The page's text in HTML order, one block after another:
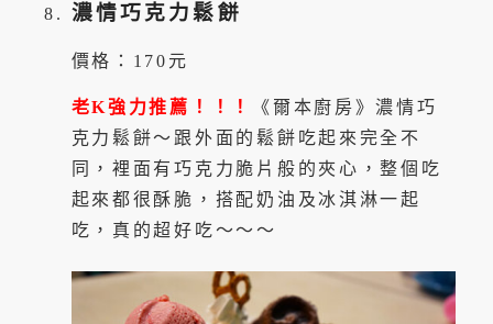
濃情巧克力鬆餅
價格：170元
老K強力推薦！！！
《爾本廚房》濃情巧
克力鬆餅～跟外面的鬆餅吃起來完全不
同，裡面有巧克力脆片般的夾心，整個吃
起來都很酥脆，搭配奶油及冰淇淋一起
吃，真的超好吃～～～